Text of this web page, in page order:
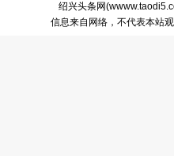
绍兴头条网(
信息来自网络，不代表本站